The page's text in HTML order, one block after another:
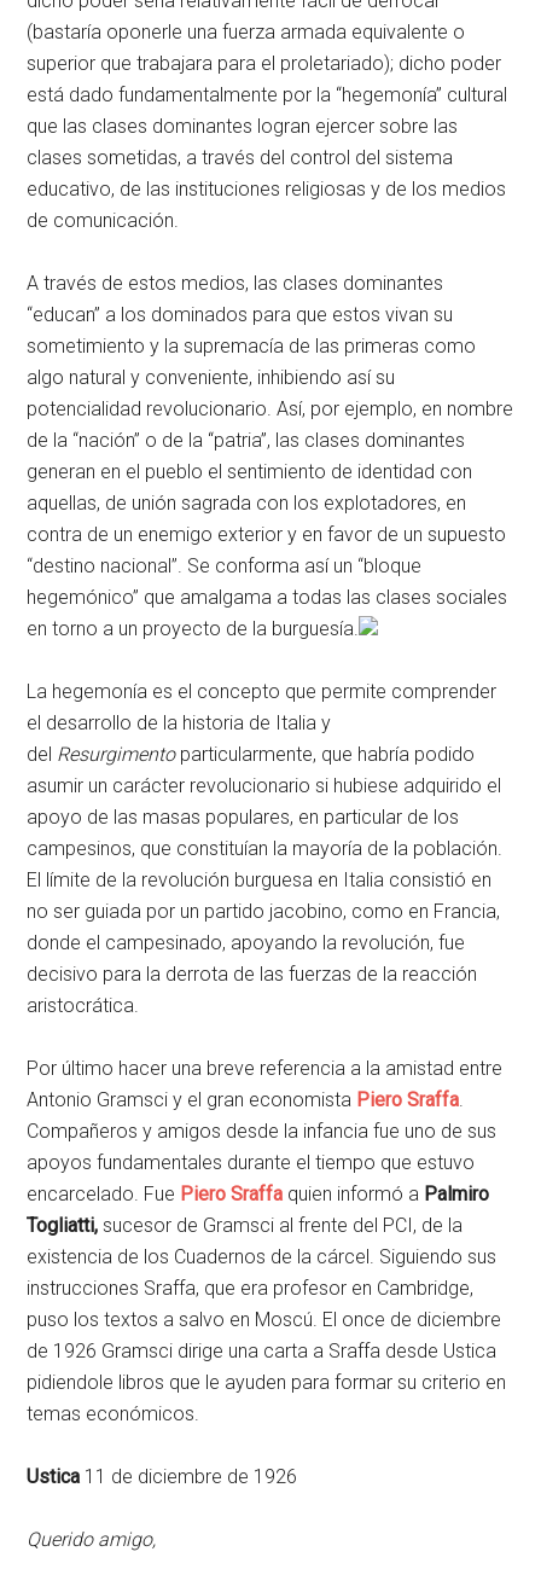
(bastaría oponerle una fuerza armada equivalente o
superior que trabajara para el proletariado); dicho poder
está dado fundamentalmente por la “hegemonía” cultural
que las clases dominantes logran ejercer sobre las
clases sometidas, a través del control del sistema
educativo, de las instituciones religiosas y de los medios
de comunicación.
A través de estos medios, las clases dominantes
“educan” a los dominados para que estos vivan su
sometimiento y la supremacía de las primeras como
algo natural y conveniente, inhibiendo así su
potencialidad revolucionario. Así, por ejemplo, en nombre
de la “nación” o de la “patria”, las clases dominantes
generan en el pueblo el sentimiento de identidad con
aquellas, de unión sagrada con los explotadores, en
contra de un enemigo exterior y en favor de un supuesto
“destino nacional”. Se conforma así un “bloque
hegemónico” que amalgama a todas las clases sociales
en torno a un proyecto de la burguesía.
La hegemonía es el concepto que permite comprender
el desarrollo de la historia de Italia y
del Resurgimentoparticularmente, que habría podido
asumir un carácter revolucionario si hubiese adquirido el
apoyo de las masas populares, en particular de los
campesinos, que constituían la mayoría de la población.
El límite de la revolución burguesa en Italia consistió en
no ser guiada por un partido jacobino, como en Francia,
donde el campesinado, apoyando la revolución, fue
decisivo para la derrota de las fuerzas de la reacción
aristocrática.
Por último hacer una breve referencia a la amistad entre
Antonio Gramsci y el gran economista Piero Sraffa
Compañeros y amigos desde la infancia fue uno de sus
apoyos fundamentales durante el tiempo que estuvo
encarcelado. Fue Piero Sraffa quien informó a Palmiro
Togliatti, sucesor de Gramsci al frente del PCI, de la
existencia de los Cuadernos de la cárcel. Siguiendo sus
instrucciones Sraffa, que era profesor en Cambridge,
puso los textos a salvo en Moscú. El once de diciembre
de 1926 Gramsci dirige una carta a Sraffa desde Ustica
pidiendole libros que le ayuden para formar su criterio en
temas económicos.
Ustica 11 de diciembre de 1926
Querido amigo,